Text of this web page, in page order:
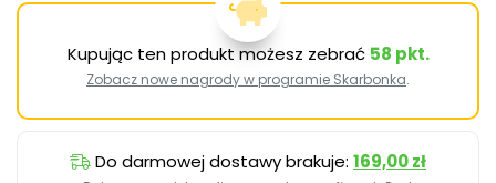
Kupując ten produkt możesz zebrać 58 pkt.
Zobacz nowe nagrody w programie Skarbonka.
Do darmowej dostawy brakuje: 169,00 zł